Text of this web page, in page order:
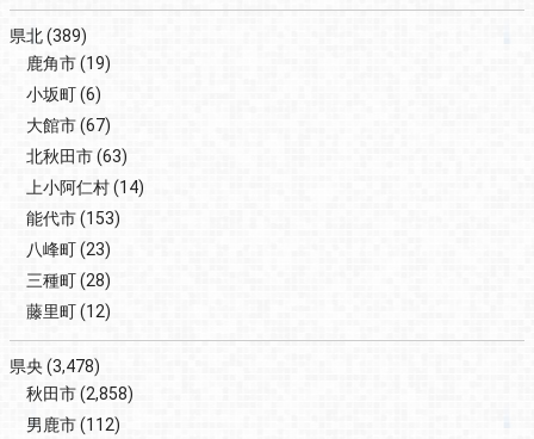
県北(389)
鹿角市(19)
小坂町(6)
大館市(67)
北秋田市(63)
上小阿仁村(14)
能代市(153)
八峰町(23)
三種町(28)
藤里町(12)
県央 (3,478)
秋田市(2,858)
男鹿市(112)